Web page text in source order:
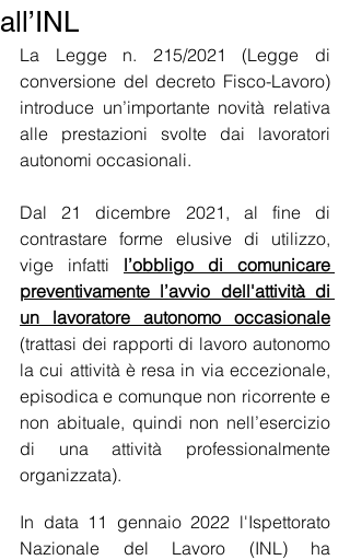
all’INL
La Legge n. 215/2021 (Legge di
conversione del decreto Fisco-Lavoro)
introduce un’importante novità relativa
alle prestazioni svolte dai lavoratori
autonomi occasionali.
Dal 21 dicembre 2021, al fine di
contrastare forme elusive di utilizzo,
vige infatti l’obbligo di comunicare
preventivamente l’avvio dell'attività di
un lavoratore autonomo occasionale
(trattasi dei rapporti di lavoro autonomo
la cui attività è resa in via eccezionale,
episodica e comunque non ricorrente e
non abituale, quindi non nell’esercizio
di una attività professionalmente
organizzata).
In data 11 gennaio 2022 l'Ispettorato
Nazionale del Lavoro (INL) ha